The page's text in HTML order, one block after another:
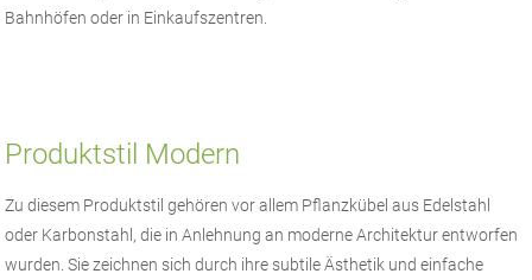
Bahnhöfen oder in Einkaufszentren.
Produktstil Modern
Zu diesem Produktstil gehören vor allem Pflanzkübel aus Edelstahl
oder Karbonstahl, die in Anlehnung an moderne Architektur entworfen
wurden. Sie zeichnen sich durch ihre subtile Ästhetik und einfache